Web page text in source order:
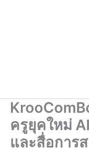
ครูยุคใหม่
และสื่อการ